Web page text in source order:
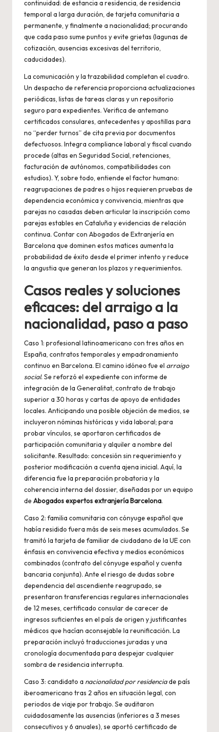
continuidad: de estancia a residencia, de residencia
temporal a larga duración, de tarjeta comunitaria a
permanente, y finalmente a nacionalidad; procurando
que cada paso sume puntos y evite grietas (lagunas de
cotización, ausencias excesivas del territorio,
caducidades).
La comunicación y la trazabilidad completan el cuadro.
Un despacho de referencia proporciona actualizaciones
periódicas, listas de tareas claras y un repositorio
seguro para expedientes. Verifica de antemano
certificados consulares, antecedentes y apostillas para
no “perder turnos” de cita previa por documentos
defectuosos. Integra compliance laboral y fiscal cuando
procede (altas en Seguridad Social, retenciones,
facturación de autónomos, compatibilidades con
estudios). Y, sobre todo, entiende el factor humano:
reagrupaciones de padres o hijos requieren pruebas de
dependencia económica y convivencia, mientras que
parejas no casadas deben articular la inscripción como
parejas estables en Cataluña y evidencias de relación
continua. Contar con Abogados de Extranjería en
Barcelona que dominen estos matices aumenta la
probabilidad de éxito desde el primer intento y reduce
la angustia que generan los plazos y requerimientos.
Casos reales y soluciones
eficaces: del arraigo a la
nacionalidad, paso a paso
Caso 1: profesional latinoamericano con tres años en
España, contratos temporales y empadronamiento
continuo en Barcelona. El camino idóneo fue el arraigo
social. Se reforzó el expediente con informe de
integración de la Generalitat, contrato de trabajo
superior a 30 horas y cartas de apoyo de entidades
locales. Anticipando una posible objeción de medios, se
incluyeron nóminas históricas y vida laboral; para
probar vínculos, se aportaron certificados de
participación comunitaria y alquiler a nombre del
solicitante. Resultado: concesión sin requerimiento y
posterior modificación a cuenta ajena inicial. Aquí, la
diferencia fue la preparación probatoria y la
coherencia interna del dossier, diseñadas por un equipo
de Abogados expertos extranjería Barcelona.
Caso 2: familia comunitaria con cónyuge español que
había residido fuera más de seis meses acumulados. Se
tramitó la tarjeta de familiar de ciudadano de la UE con
énfasis en convivencia efectiva y medios económicos
combinados (contrato del cónyuge español y cuenta
bancaria conjunta). Ante el riesgo de dudas sobre
dependencia del ascendiente reagrupado, se
presentaron transferencias regulares internacionales
de 12 meses, certificado consular de carecer de
ingresos suficientes en el país de origen y justificantes
médicos que hacían aconsejable la reunificación. La
preparación incluyó traducciones juradas y una
cronología documentada para despejar cualquier
sombra de residencia interrupta.
Caso 3: candidato a nacionalidad por residenciade país
iberoamericano tras 2 años en situación legal, con
periodos de viaje por trabajo. Se auditaron
cuidadosamente las ausencias (inferiores a 3 meses
consecutivos y 6 anuales), se aportó certificado de